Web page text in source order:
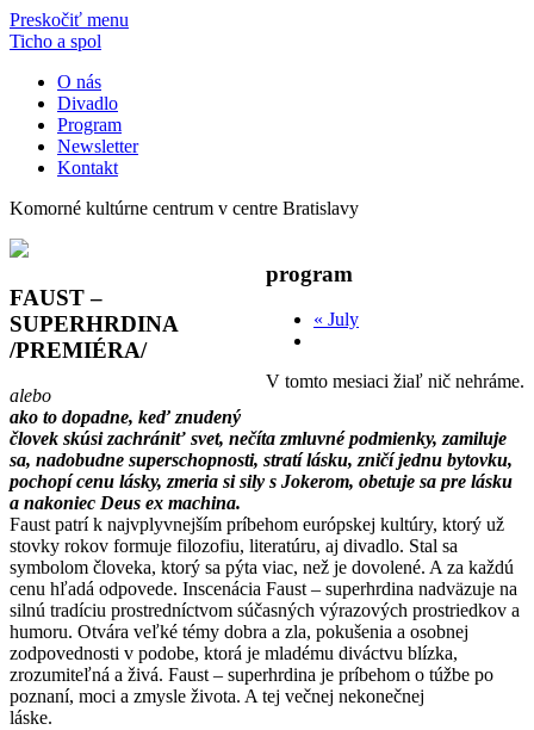
Preskočiť menu
Ticho a spol
O nás
Divadlo
Program
Newsletter
Kontakt
Komorné kultúrne centrum v centre Bratislavy
program
« July
V tomto mesiaci žiaľ nič nehráme.
FAUST –
SUPERHRDINA
/PREMIÉRA/
alebo
ako to dopadne, keď znudený
človek skúsi zachrániť svet, nečíta zmluvné podmienky, zamiluje
sa, nadobudne superschopnosti, stratí lásku, zničí jednu bytovku,
pochopí cenu lásky, zmeria si sily s Jokerom, obetuje sa pre lásku
a nakoniec Deus ex machina.
Faust patrí k najvplyvnejším príbehom európskej kultúry, ktorý už
stovky rokov formuje filozofiu, literatúru, aj divadlo. Stal sa
symbolom človeka, ktorý sa pýta viac, než je dovolené. A za každú
cenu hľadá odpovede. Inscenácia Faust – superhrdina nadväzuje na
silnú tradíciu prostredníctvom súčasných výrazových prostriedkov a
humoru. Otvára veľké témy dobra a zla, pokušenia a osobnej
zodpovednosti v podobe, ktorá je mladému diváctvu blízka,
zrozumiteľná a živá. Faust – superhrdina je príbehom o túžbe po
poznaní, moci a zmysle života. A tej večnej nekonečnej
láske.